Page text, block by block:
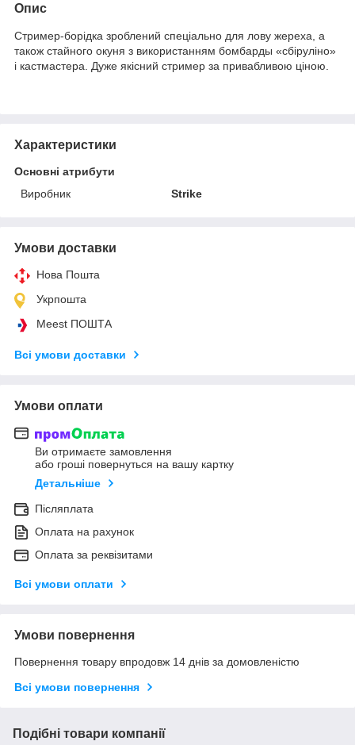
Опис
Стример-борідка зроблений спеціально для лову жереха, а
також стайного окуня з використанням бомбарды «сбіруліно»
і кастмастера. Дуже якісний стример за привабливою ціною.
Характеристики
Основні атрибути
Виробник
Strike
Умови доставки
Нова Пошта
Укрпошта
Meest ПОШТА
Всі умови доставки
Умови оплати
Ви отримаєте замовлення
або гроші повернуться на вашу картку
Детальніше
Післяплата
Оплата на рахунок
Оплата за реквізитами
Всі умови оплати
Умови повернення
Повернення товару впродовж 14 днів за домовленістю
Всі умови повернення
Подібні товари компанії